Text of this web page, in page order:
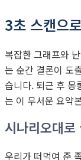
3초 스캔으
복잡한 그래프와
는 순간 결론이 도
습니다. 퇴근 후 몽
는 이 무서운 요약
시나리오대로
우리가 떠먹여 준